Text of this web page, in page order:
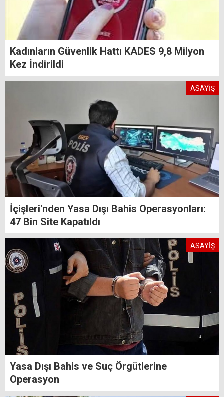
Kadınların Güvenlik Hattı KADES 9,8 Milyon
Kez İndirildi
ASAYİŞ
İçişleri'nden Yasa Dışı Bahis Operasyonları:
47 Bin Site Kapatıldı
ASAYİŞ
Yasa Dışı Bahis ve Suç Örgütlerine
Operasyon